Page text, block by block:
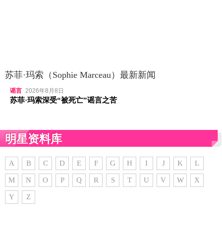
苏菲·玛索（Sophie Marceau）最新新闻
谣言 2026年8月8日
苏菲·玛索深受“被死亡”谣言之苦
明星资料库
A B C D E F G H I J K L
M N O P Q R S T U V W X
Y Z